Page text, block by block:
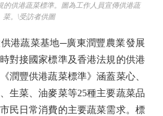
的供港蔬菜標準。圖為工作人員宣傳供港蔬
菜。\受訪者供圖
蔬菜基地─廣東潤豐農業發展
對接國家標準及香港法規的供港
潤豐供港蔬菜標準》涵蓋菜心、
生菜、油麥菜等25種主要蔬菜品
民日常消費的主要蔬菜需求。標